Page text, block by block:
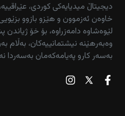
دیجیتاڵ میدیایەکی کوردی،
خاوەن ئەزموون و هێزو بازوو
لێوەشاوە دامەزراوە، بۆ خۆ
وەبەرهێنە نیشتمانییەکان،
بەسەر کارو پەیامەکەمان بەسەردا